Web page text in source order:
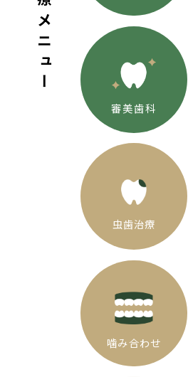
診療メニュー
審美歯科
虫歯治療
噛み合わせ